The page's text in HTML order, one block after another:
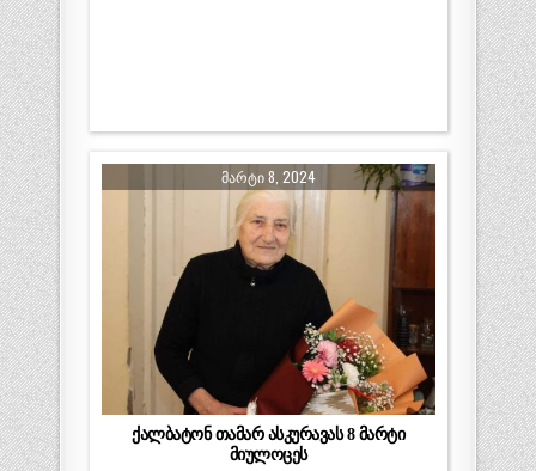
ᲛᲐᲠᲢᲘ 8, 2024
ქალბატონ თამარ ასკურავას 8 მარტი
მიულოცეს